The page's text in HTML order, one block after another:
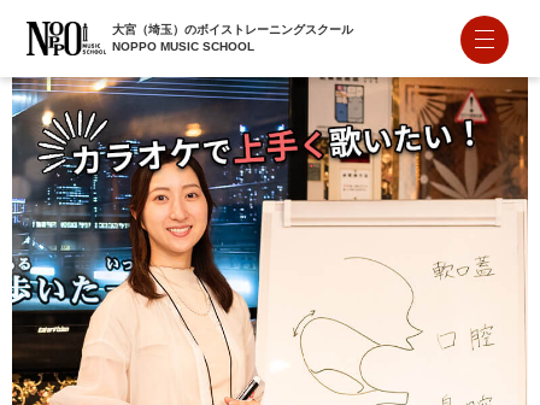
大宮（埼玉）のボイストレーニングスクール
NOPPO MUSIC SCHOOL